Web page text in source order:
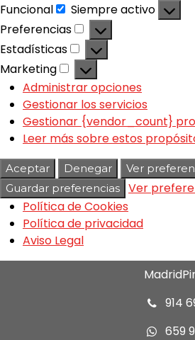
Funcional
Siempre activo
Preferencias
Estadísticas
Marketing
Administrar opciones
Gestionar los servicios
Gestionar {vendor_count}
Leer más sobre estos
Aceptar Denegar
Ver
Guardar preferencias
Ver
Política de Cookies
Política de privacidad
Aviso Legal
914
659